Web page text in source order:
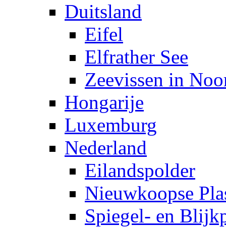
Duitsland
Eifel
Elfrather See
Zeevissen in
Hongarije
Luxemburg
Nederland
Eilandspolder
Nieuwkoopse
Spiegel- en